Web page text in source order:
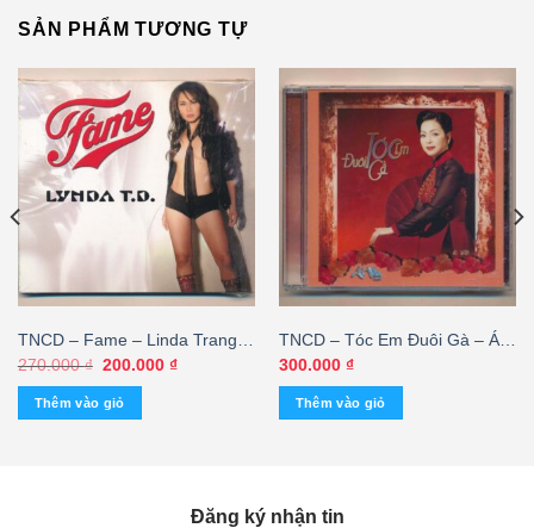
SẢN PHẨM TƯƠNG TỰ
TNCD – Fame – Linda Trang
Đài
270.000₫ Giá
là:
270.000 ₫.
200.000 ₫Giá
Thêm vào giỏ
TNCD – Tóc Em Đuôi Gà – Ái
Vân (KGTH9)
300.000 ₫
Thêm vào giỏ
Đăng ký nhận tin